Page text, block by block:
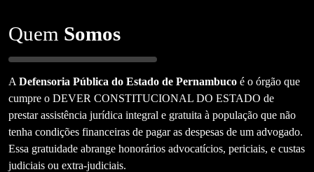
Quem Somos
A Defensoria Pública do Estado de Pernambuco é o órgão que
cumpre o DEVER CONSTITUCIONAL DO ESTADO de
prestar assistência jurídica integral e gratuita à população que não
tenha condições financeiras de pagar as despesas de um advogado.
Essa gratuidade abrange honorários advocatícios, periciais, e custas
judiciais ou extra-judiciais.